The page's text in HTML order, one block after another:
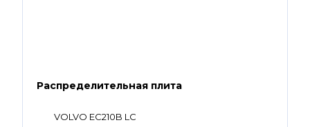
Распределительная плита
VOLVO EC210B LC